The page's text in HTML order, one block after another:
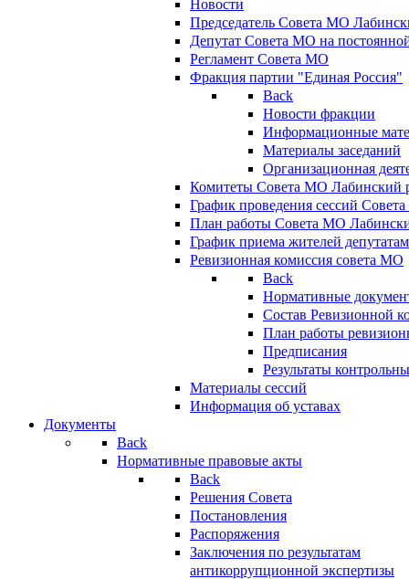
Новости
Председатель Совета МО
Депутат Совета МО на
Регламент Совета МО
Фракция партии "Единая Россия"
Back
Новости фракции
Информационные
Материалы заседаний
Организационная
Комитеты Совета МО Лабинский
График проведения сессий
План работы Совета МО
График приема жителей
Ревизионная комиссия совета МО
Back
Нормативные
Состав Ревизионной
План работы
Предписания
Результаты
Материалы сессий
Информация об уставах
Документы
Back
Нормативные правовые акты
Back
Решения Совета
Постановления
Распоряжения
Заключения по результатам
антикоррупционной экспертизы